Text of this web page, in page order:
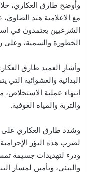
وأوضح طارق العكاري،
مع الاعلامية هند
الشرعيين يعتمدون في
الخطورة والسمية، وعلى
وأشار العميد طارق
البدائية والعشوائية
انتهاء عملية الاستخلاص،
والتربة والمياه العوفية.
وشدد طارق العكاري على
لضرب هذه البؤر
ودرء لتهديدات جسيمة
والبيئي، وتأمين لمسار